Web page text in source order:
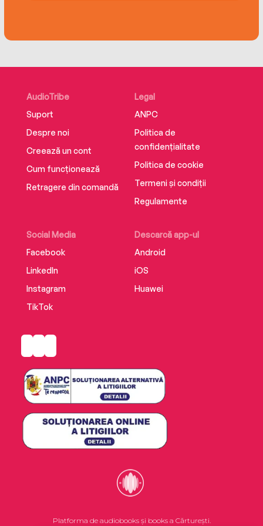
AudioTribe
Suport
Despre noi
Creează un cont
Cum funcționează
Retragere din comandă
Social Media
Facebook
LinkedIn
Instagram
TikTok
Descarcă app-ul
Android
iOS
Huawei
Legal
ANPC
Politica de
confidențialitate
Politica de cookie
Termeni și condiții
Regulamente
Platforma de audiobooks și books a Cărturești.